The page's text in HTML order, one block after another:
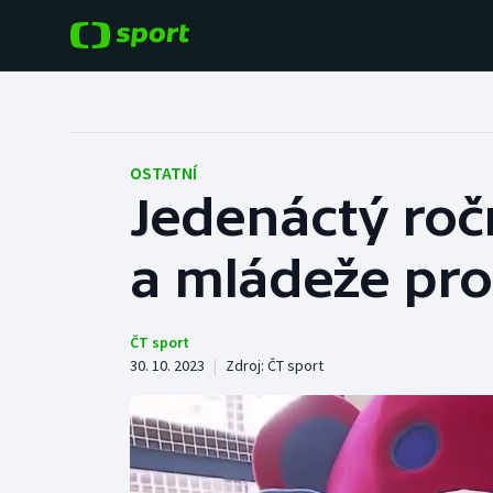
Hokej
Tenis
Cyklistika
Baseball a softbal
Basketbal
Boby a skeleton
OSTATNÍ
Jedenáctý
a mládeže
ČT sport
30. 10. 2023 | Zdroj: ČT sport